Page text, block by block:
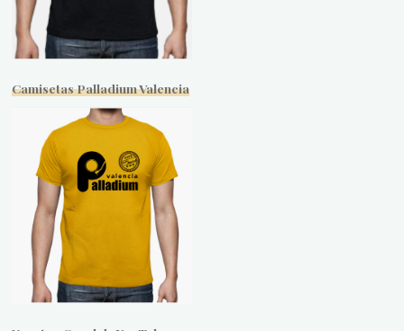
Camisetas Palladium Valencia